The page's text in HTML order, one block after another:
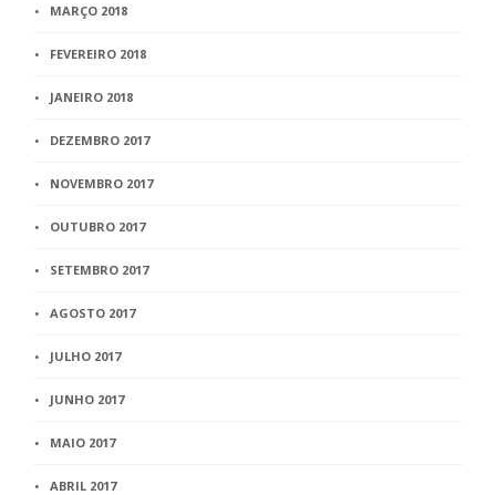
MARÇO 2018
FEVEREIRO 2018
JANEIRO 2018
DEZEMBRO 2017
NOVEMBRO 2017
OUTUBRO 2017
SETEMBRO 2017
AGOSTO 2017
JULHO 2017
JUNHO 2017
MAIO 2017
ABRIL 2017